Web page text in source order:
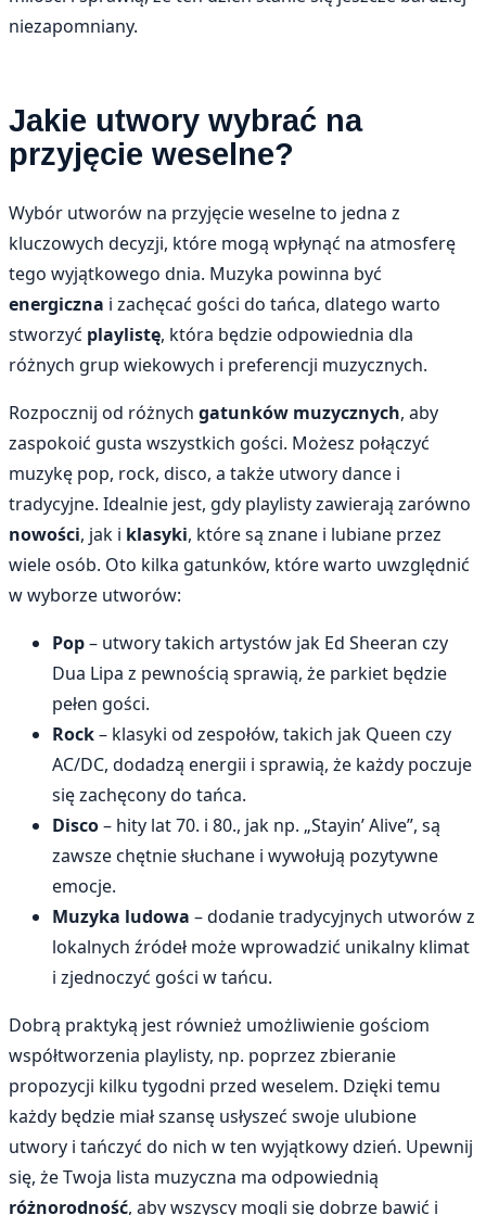
niezapomniany.
Jakie utwory wybrać na
przyjęcie weselne?
Wybór utworów na przyjęcie weselne to jedna z
kluczowych decyzji, które mogą wpłynąć na atmosferę
tego wyjątkowego dnia. Muzyka powinna być
energiczna i zachęcać gości do tańca, dlatego warto
stworzyć playlistę, która będzie odpowiednia dla
różnych grup wiekowych i preferencji muzycznych.
Rozpocznij od różnych gatunków muzycznych, aby
zaspokoić gusta wszystkich gości. Możesz połączyć
muzykę pop, rock, disco, a także utwory dance i
tradycyjne. Idealnie jest, gdy playlisty zawierają zarówno
nowości, jak i klasyki, które są znane i lubiane przez
wiele osób. Oto kilka gatunków, które warto uwzględnić
w wyborze utworów:
Pop– utwory takich artystów jak Ed Sheeran czy
Dua Lipa z pewnością sprawią, że parkiet będzie
pełen gości.
Rock– klasyki od zespołów, takich jak Queen czy
AC/DC, dodadzą energii i sprawią, że każdy poczuje
się zachęcony do tańca.
Disco– hity lat 70. i 80., jak np. „Stayin’ Alive”, są
zawsze chętnie słuchane i wywołują pozytywne
emocje.
Muzyka ludowa – dodanie tradycyjnych utworów z
lokalnych źródeł może wprowadzić unikalny klimat
i zjednoczyć gości w tańcu.
Dobrą praktyką jest również umożliwienie gościom
współtworzenia playlisty, np. poprzez zbieranie
propozycji kilku tygodni przed weselem. Dzięki temu
każdy będzie miał szansę usłyszeć swoje ulubione
utwory i tańczyć do nich w ten wyjątkowy dzień. Upewnij
się, że Twoja lista muzyczna ma odpowiednią
różnorodność, aby wszyscy mogli się dobrze bawić i